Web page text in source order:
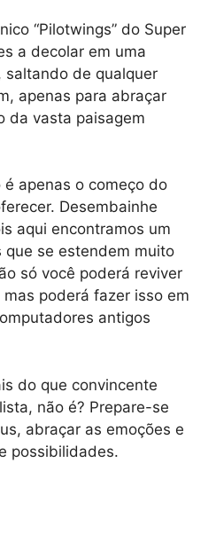
“Pilotwings” do Super
a decolar em uma
saltando de qualquer
apenas para abraçar
da vasta paisagem
apenas o começo do
Desembainhe
aqui encontramos um
que se estendem muito
só você poderá reviver
poderá fazer isso em
antigos
do que convincente
não é? Prepare-se
abraçar as emoções e
possibilidades.